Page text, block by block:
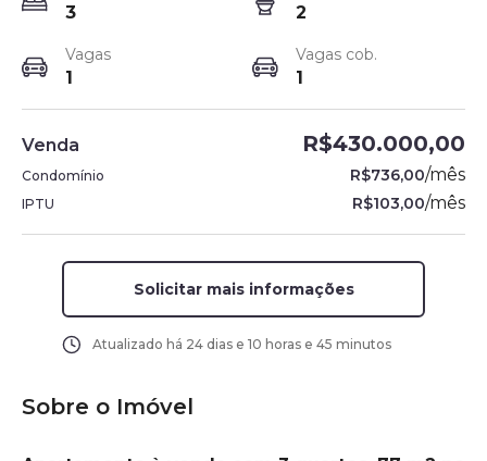
3 2
Vagas
1
Vagas cob.
1
Venda R$430.000,00
Condomínio R$736,00/mês
IPTU R$103,00/mês
Solicitar mais informações
Atualizado há 24 dias e 10 horas e 45 minutos
Sobre o Imóvel